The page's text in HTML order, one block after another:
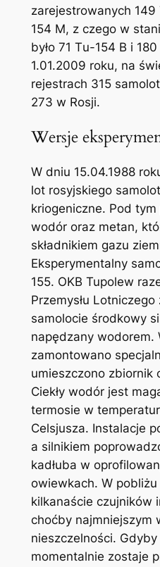
zarejestrowanych
154 М, z czego w
było 71 Тu-154 B i
1.01.2009 roku, na
rejestrach 315
273 w Rosji.
Wersje
W dniu 15.04.1988
lot rosyjskiego
kriogeniczne. Pod tym
wodór oraz metan,
składnikiem gazu
Eksperymentalny
155. OKB Tupolew
Przemysłu Lotniczego
samolocie środkowy
napędzany wodorem.
zamontowano
umieszczono zbiornik
Ciekły wodór jest
termosie w
Celsjusza. Instalacje
a silnikiem
kadłuba w
owiewkach. W
kilkanaście czujników
choćby najmniejszym
nieszczelności. Gdyby
momentalnie zostaje